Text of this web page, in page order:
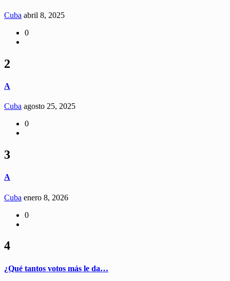
Cuba abril 8, 2025
0
2
A
Cuba agosto 25, 2025
0
3
A
Cuba enero 8, 2026
0
4
¿Qué tantos votos más le da…